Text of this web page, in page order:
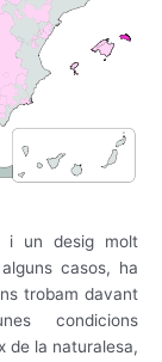
i un desig molt
casos, ha
trobam davant
condicions
de la naturalesa,